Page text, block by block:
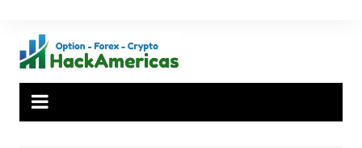
content